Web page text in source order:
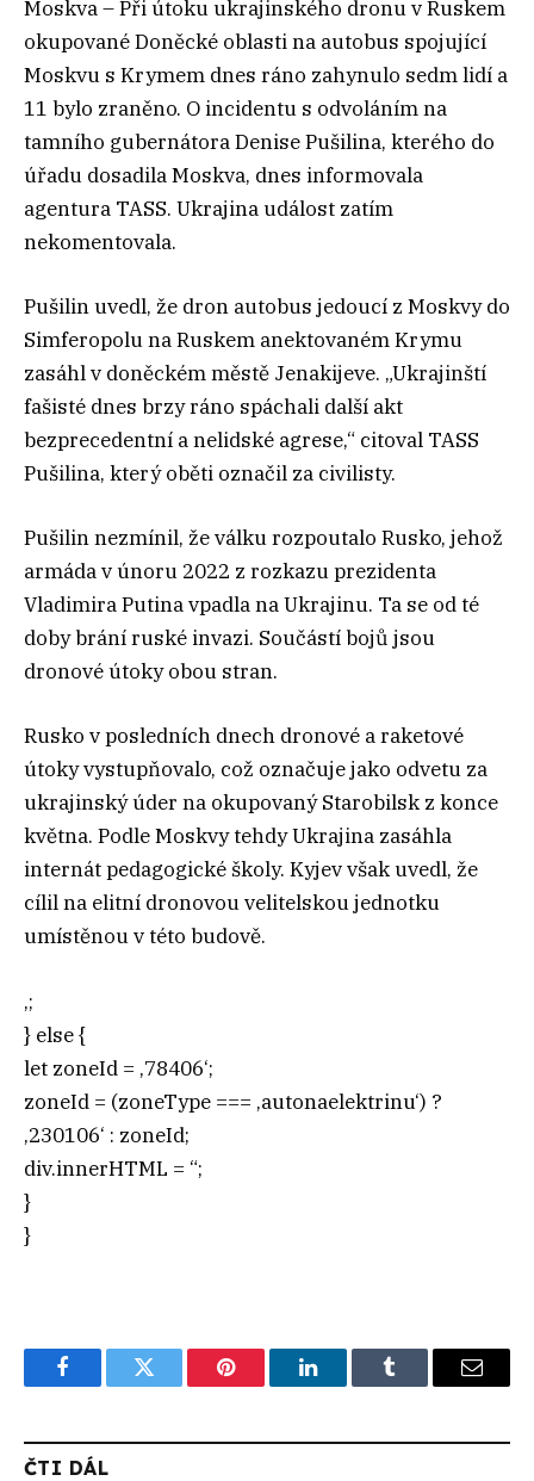
Moskva – Při útoku ukrajinského dronu v Ruskem
okupované Doněcké oblasti na autobus spojující
Moskvu s Krymem dnes ráno zahynulo sedm lidí a
11 bylo zraněno. O incidentu s odvoláním na
tamního gubernátora Denise Pušilina, kterého do
úřadu dosadila Moskva, dnes informovala
agentura TASS. Ukrajina událost zatím
nekomentovala.
Pušilin uvedl, že dron autobus jedoucí z Moskvy do
Simferopolu na Ruskem anektovaném Krymu
zasáhl v doněckém městě Jenakijeve. „Ukrajinští
fašisté dnes brzy ráno spáchali další akt
bezprecedentní a nelidské agrese,“ citoval TASS
Pušilina, který oběti označil za civilisty.
Pušilin nezmínil, že válku rozpoutalo Rusko, jehož
armáda v únoru 2022 z rozkazu prezidenta
Vladimira Putina vpadla na Ukrajinu. Ta se od té
doby brání ruské invazi. Součástí bojů jsou
dronové útoky obou stran.
Rusko v posledních dnech dronové a raketové
útoky vystupňovalo, což označuje jako odvetu za
ukrajinský úder na okupovaný Starobilsk z konce
května. Podle Moskvy tehdy Ukrajina zasáhla
internát pedagogické školy. Kyjev však uvedl, že
cílil na elitní dronovou velitelskou jednotku
umístěnou v této budově.
‚;
} else {
let zoneId = ‚78406‘;
zoneId = (zoneType === ‚autonaelektrinu‘) ?
‚230106‘ : zoneId;
div.innerHTML = “;
}
}
FacebookTwitter Pinterest LinkedInTumblr Email
ČTI DÁL